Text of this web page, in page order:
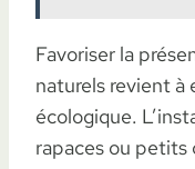
Favoriser la
naturels revient à
écologique.
rapaces ou petits